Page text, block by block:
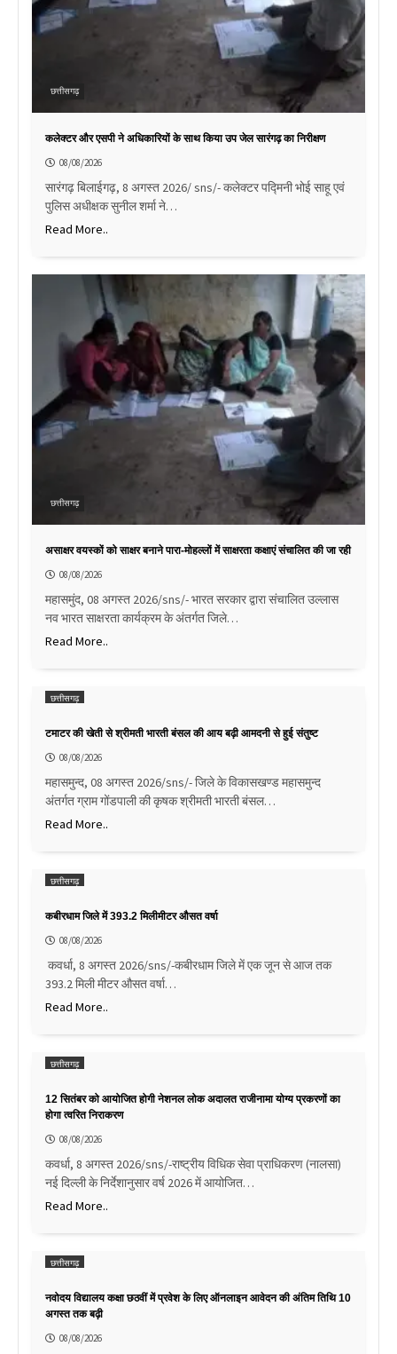
छत्तीसगढ़
कलेक्टर और एसपी ने अधिकारियों के साथ किया उप जेल सारंगढ़ का निरीक्षण
08/08/2026
सारंगढ़ बिलाईगढ़, 8 अगस्त 2026/ sns/- कलेक्टर पद्मिनी भोई साहू एवं
पुलिस अधीक्षक सुनील शर्मा ने…
Read More..
छत्तीसगढ़
असाक्षर वयस्कों को साक्षर बनाने पारा-मोहल्लों में साक्षरता कक्षाएं संचालित की जा रही
08/08/2026
महासमुंद, 08 अगस्त 2026/sns/- भारत सरकार द्वारा संचालित उल्लास
नव भारत साक्षरता कार्यक्रम के अंतर्गत जिले…
Read More..
छत्तीसगढ़
टमाटर की खेती से श्रीमती भारती बंसल की आय बढ़ी आमदनी से हुई संतुष्ट
08/08/2026
महासमुन्द, 08 अगस्त 2026/sns/- जिले के विकासखण्ड महासमुन्द
अंतर्गत ग्राम गोंडपाली की कृषक श्रीमती भारती बंसल…
Read More..
छत्तीसगढ़
कबीरधाम जिले में 393.2 मिलीमीटर औसत वर्षा
08/08/2026
कवर्धा, 8 अगस्त 2026/sns/-कबीरधाम जिले में एक जून से आज तक
393.2 मिली मीटर औसत वर्षा…
Read More..
छत्तीसगढ़
12 सितंबर को आयोजित होगी नेशनल लोक अदालत राजीनामा योग्य प्रकरणों का
होगा त्वरित निराकरण
08/08/2026
कवर्धा, 8 अगस्त 2026/sns/-राष्ट्रीय विधिक सेवा प्राधिकरण (नालसा)
नई दिल्ली के निर्देशानुसार वर्ष 2026 में आयोजित…
Read More..
छत्तीसगढ़
नवोदय विद्यालय कक्षा छठवीं में प्रवेश के लिए ऑनलाइन आवेदन की अंतिम तिथि 10
अगस्त तक बढ़ी
08/08/2026